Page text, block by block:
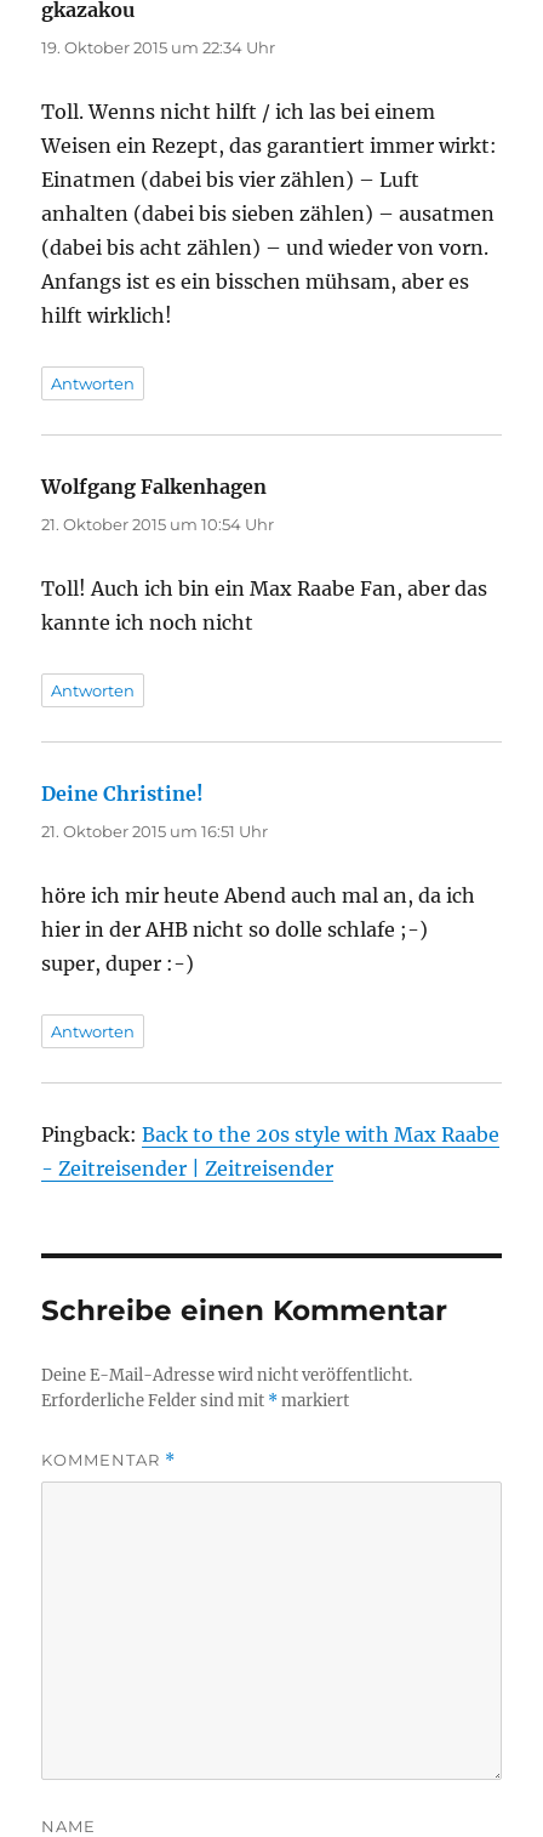
gkazakou
19. Oktober 2015 um 22:34 Uhr
Toll. Wenns nicht hilft / ich las bei einem
Weisen ein Rezept, das garantiert immer wirkt:
Einatmen (dabei bis vier zählen) – Luft
anhalten (dabei bis sieben zählen) – ausatmen
(dabei bis acht zählen) – und wieder von vorn.
Anfangs ist es ein bisschen mühsam, aber es
hilft wirklich!
Antworten
Wolfgang Falkenhagen
21. Oktober 2015 um 10:54 Uhr
Toll! Auch ich bin ein Max Raabe Fan, aber das
kannte ich noch nicht
Antworten
Deine Christine!
21. Oktober 2015 um 16:51 Uhr
höre ich mir heute Abend auch mal an, da ich
hier in der AHB nicht so dolle schlafe ;-)
super, duper :-)
Antworten
Pingback:Back to the 20s style with Max Raabe
- Zeitreisender | Zeitreisender
Schreibe einen Kommentar
Deine E-Mail-Adresse wird nicht veröffentlicht.
Erforderliche Felder sind mit *markiert
KOMMENTAR *
NAME